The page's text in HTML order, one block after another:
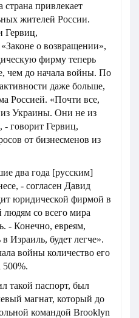
привлекает
жителей России.
Гервиц,
о возвращении»,
фирму теперь
чем до начала войны. По
даже больше,
Россией. «Почти все,
из Украины. Они не из
говорит Гервиц,
от бизнесменов из
два года [русским]
- согласен Давид
юридической фирмой в
со всего мира
- Конечно, евреям,
Израиль, будет легче».
войны количество его
500%.
такой паспорт, был
магнат, который до
командой Brooklyn